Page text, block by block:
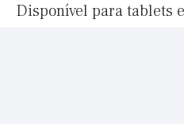
Disponível para tablets